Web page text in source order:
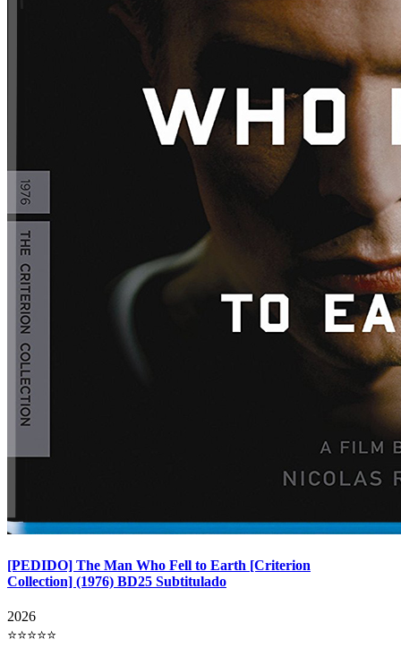
[PEDIDO] The Man Who Fell to Earth [Criterion
Collection] (1976) BD25 Subtitulado
2026
⭐⭐⭐⭐⭐